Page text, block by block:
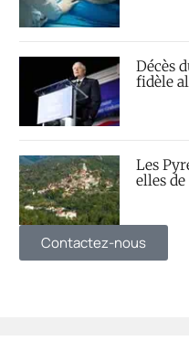
Décès
fidèle
Les
elles
Contactez-nous